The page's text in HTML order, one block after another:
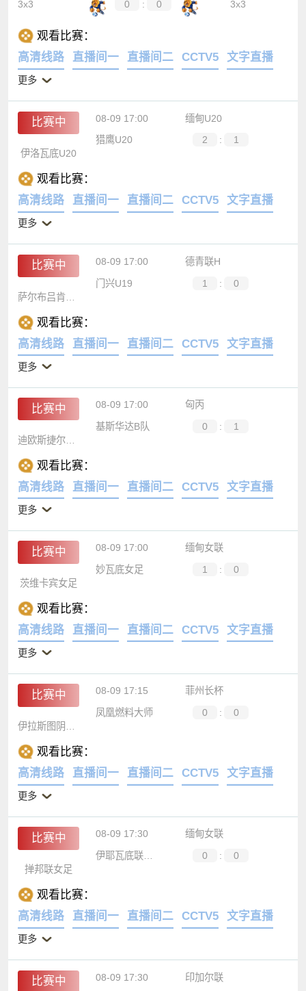
3x3
0 : 0 3x3
观看比赛：
高清线路
直播间一 直播间二 CCTV5 文字直播
更多
比赛中 08-09 17:00
缅甸U20
猎鹰U20
2 :
1
观看比赛：
高清线路
直播间一 直播间二 CCTV5 文字直播
比赛中
观看比赛：
高清线路
直播间一 直播间二 CCTV5 文字直播
比赛中
迪欧斯捷尔二队
观看比赛：
高清线路
更多
08-09 17:00
缅甸女联
茨维卡宾女足
观看比赛：
高清线路
更多
比赛中 08-09 17:15
菲州长杯
伊拉斯图阴阳天
观看比赛：
高清线路
更多
比赛中 08-09 17:30
缅甸女联
掸邦联女足
观看比赛：
高清线路
更多